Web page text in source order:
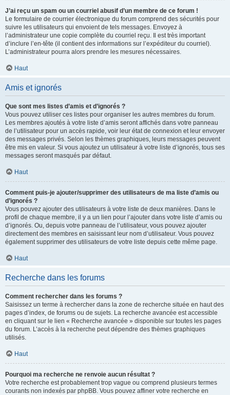
J’ai reçu un spam ou un courriel abusif d’un membre de ce forum !
Le formulaire de courrier électronique du forum comprend des sécurités pour
suivre les utilisateurs qui envoient de tels messages. Envoyez à
l’administrateur une copie complète du courriel reçu. Il est très important
d’inclure l’en-tête (il contient des informations sur l’expéditeur du courriel).
L’administrateur pourra alors prendre les mesures nécessaires.
Haut
Amis et ignorés
Que sont mes listes d’amis et d’ignorés ?
Vous pouvez utiliser ces listes pour organiser les autres membres du forum.
Les membres ajoutés à votre liste d’amis seront affichés dans votre panneau
de l’utilisateur pour un accès rapide, voir leur état de connexion et leur envoyer
des messages privés. Selon les thèmes graphiques, leurs messages peuvent
être mis en valeur. Si vous ajoutez un utilisateur à votre liste d’ignorés, tous ses
messages seront masqués par défaut.
Haut
Comment puis-je ajouter/supprimer des utilisateurs de ma liste d’amis ou
d’ignorés ?
Vous pouvez ajouter des utilisateurs à votre liste de deux manières. Dans le
profil de chaque membre, il y a un lien pour l’ajouter dans votre liste d’amis ou
d’ignorés. Ou, depuis votre panneau de l’utilisateur, vous pouvez ajouter
directement des membres en saisissant leur nom d’utilisateur. Vous pouvez
également supprimer des utilisateurs de votre liste depuis cette même page.
Haut
Recherche dans les forums
Comment rechercher dans les forums ?
Saisissez un terme à rechercher dans la zone de recherche située en haut des
pages d’index, de forums ou de sujets. La recherche avancée est accessible
en cliquant sur le lien « Recherche avancée » disponible sur toutes les pages
du forum. L’accès à la recherche peut dépendre des thèmes graphiques
utilisés.
Haut
Pourquoi ma recherche ne renvoie aucun résultat ?
Votre recherche est probablement trop vague ou comprend plusieurs termes
courants non indexés par phpBB. Vous pouvez affiner votre recherche en